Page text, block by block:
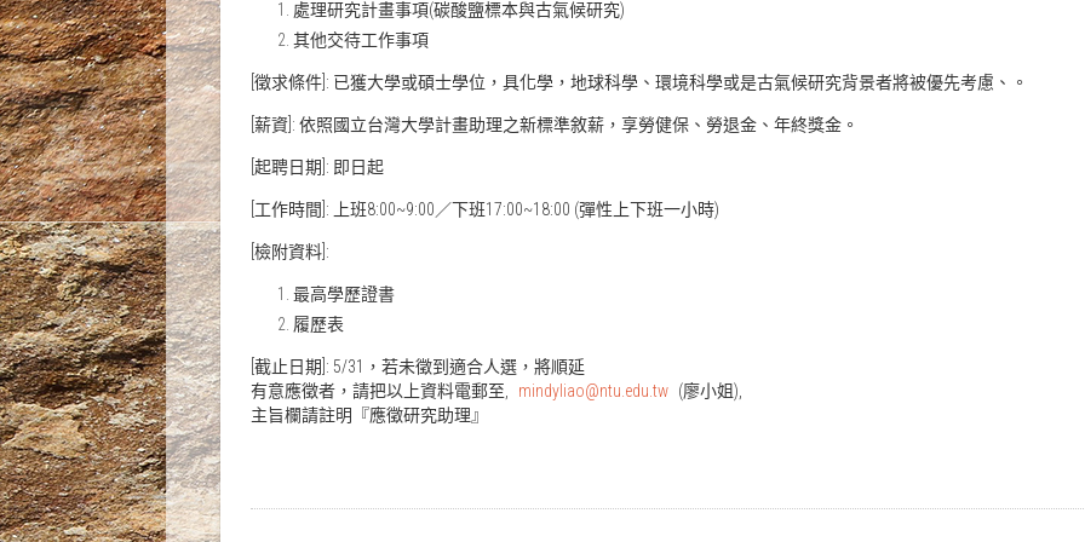
處理研究計畫事項(碳酸鹽標本與古氣候研究)
其他交待工作事項
[徵求條件]: 已獲大學或碩士學位，具化學，地球科學、環境科學或是古氣候研究背景者將被優先考慮、。
[薪資]: 依照國立台灣大學計畫助理之新標準敘薪，享勞健保、勞退金、年終獎金。
[起聘日期]: 即日起
[工作時間]: 上班8:00~9:00／下班17:00~18:00 (彈性上下班一小時)
[檢附資料]:
最高學歷證書
履歷表
[截止日期]: 5/31，若未徵到適合人選，將順延
有意應徵者，請把以上資料電郵至,
mindyliao@ntu.edu.tw (廖小姐),
主旨欄請註明『應徵研究助理』